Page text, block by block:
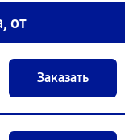
от
Заказать